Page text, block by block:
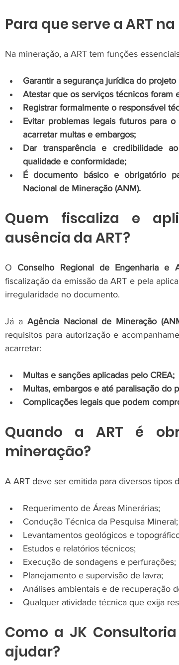
Para que serve a ART
Na mineração, a ART tem funções
Garantir a segurança jurídica do projeto
Atestar que os serviços técnicos foram
Registrar formalmente o responsável
Evitar problemas legais futuros para
acarretar multas e embargos;
Dar transparência e credibilidade
qualidade e conformidade;
É documento básico e obrigatório
Nacional de Mineração (ANM).
Quem fiscaliza e
ausência da ART?
O Conselho Regional de Engenharia e
fiscalização da emissão da ART e pela
irregularidade no documento.
Já a Agência Nacional de Mineração
requisitos para autorização e
acarretar:
Multas e sanções aplicadas pelo CREA;
Multas, embargos e até paralisação do
Complicações legais que podem
Quando a ART é
mineração?
A ART deve ser emitida para diversos tipos
Requerimento de Áreas Minerárias;
Condução Técnica da Pesquisa Mineral;
Levantamentos geológicos e
Estudos e relatórios técnicos;
Execução de sondagens e perfurações;
Planejamento e supervisão de lavra;
Análises ambientais e de recuperação
Qualquer atividade técnica que exija
Como a JK
ajudar?